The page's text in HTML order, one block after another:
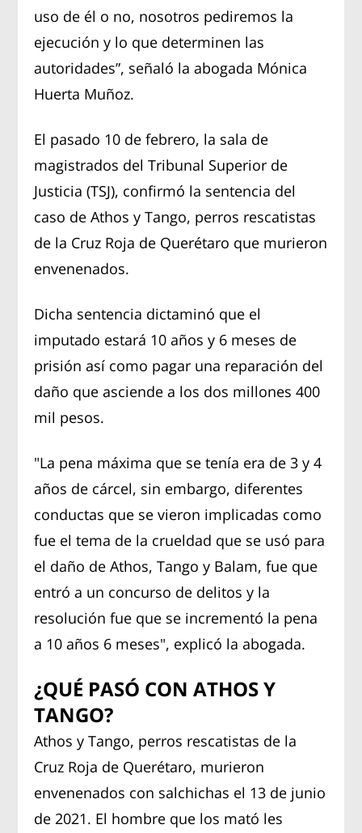
uso de él o no, nosotros pediremos la
ejecución y lo que determinen las
autoridades”, señaló la abogada Mónica
Huerta Muñoz.
El pasado 10 de febrero, la sala de
magistrados del Tribunal Superior de
Justicia (TSJ), confirmó la sentencia del
caso de Athos y Tango, perros rescatistas
de la Cruz Roja de Querétaro que murieron
envenenados.
Dicha sentencia dictaminó que el
imputado estará 10 años y 6 meses de
prisión así como pagar una reparación del
daño que asciende a los dos millones 400
mil pesos.
"La pena máxima que se tenía era de 3 y 4
años de cárcel, sin embargo, diferentes
conductas que se vieron implicadas como
fue el tema de la crueldad que se usó para
el daño de Athos, Tango y Balam, fue que
entró a un concurso de delitos y la
resolución fue que se incrementó la pena
a 10 años 6 meses", explicó la abogada.
¿QUÉ PASÓ CON ATHOS Y
TANGO?
Athos y Tango, perros rescatistas de la
Cruz Roja de Querétaro, murieron
envenenados con salchichas el 13 de junio
de 2021. El hombre que los mató les